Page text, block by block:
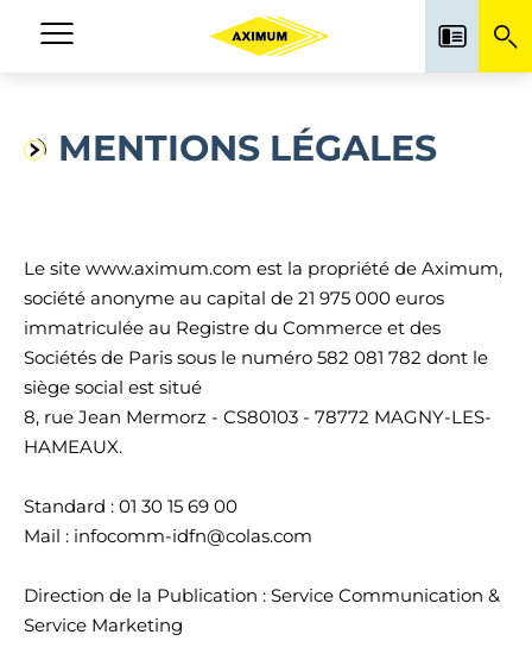
Navigation
MENTIONS LÉGALES
Le site www.aximum.com est la propriété de Aximum,
société anonyme au capital de 21 975 000 euros
immatriculée au Registre du Commerce et des
Sociétés de Paris sous le numéro 582 081 782 dont le
siège social est situé
8, rue Jean Mermorz - CS80103 - 78772 MAGNY-LES-
HAMEAUX.
Standard : 01 30 15 69 00
Mail : infocomm-idfn@colas.com
Direction de la Publication : Service Communication &
Service Marketing